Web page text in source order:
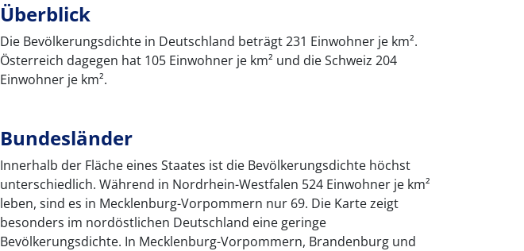
Überblick
Die Bevölkerungsdichte in Deutschland beträgt 231 Einwohner je km².
Österreich dagegen hat 105 Einwohner je km² und die Schweiz 204
Einwohner je km².
Bundesländer
Innerhalb der Fläche eines Staates ist die Bevölkerungsdichte höchst
unterschiedlich. Während in Nordrhein-Westfalen 524 Einwohner je km²
leben, sind es in Mecklenburg-Vorpommern nur 69. Die Karte zeigt
besonders im nordöstlichen Deutschland eine geringe
Bevölkerungsdichte. In Mecklenburg-Vorpommern, Brandenburg und